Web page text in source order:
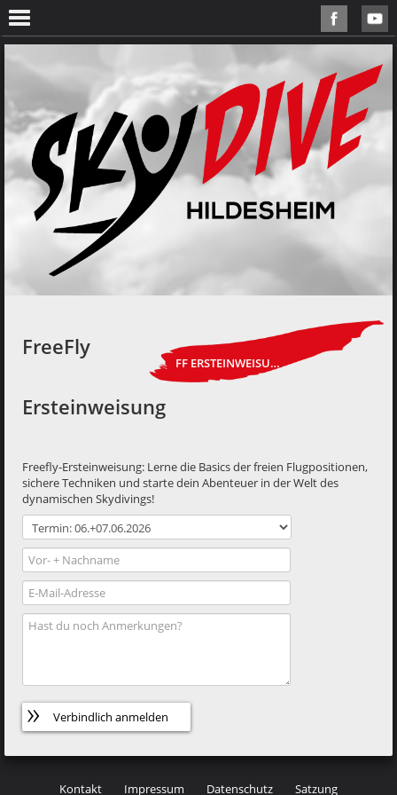
FF ERSTEINWEISUNG
FreeFly
Ersteinweisung
Freefly-Ersteinweisung: Lerne die Basics der freien Flugpositionen,
sichere Techniken und starte dein Abenteuer in der Welt des
dynamischen Skydivings!
Verbindlich anmelden
Kontakt Impressum Datenschutz Satzung